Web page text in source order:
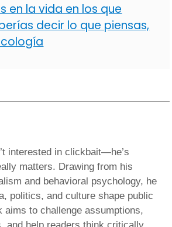
en la vida en los que
decir lo que piensas,
interested in clickbait—he’s
matters. Drawing from his
and behavioral psychology, he
politics, and culture shape public
aims to challenge assumptions,